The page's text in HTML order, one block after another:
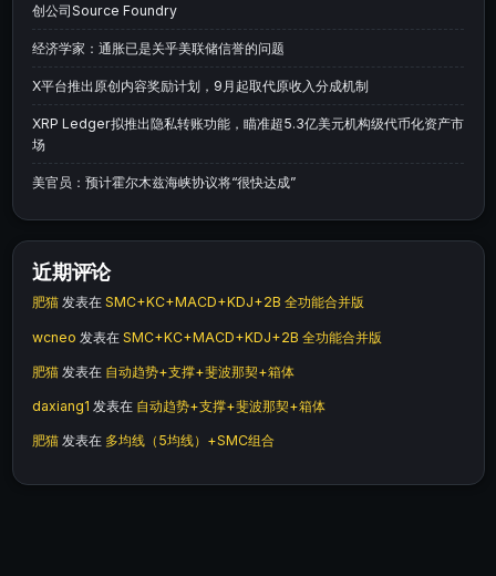
创公司Source Foundry
经济学家：通胀已是关乎美联储信誉的问题
X平台推出原创内容奖励计划，9月起取代原收入分成机制
XRP Ledger拟推出隐私转账功能，瞄准超5.3亿美元机构级代币化资产市
场
美官员：预计霍尔木兹海峡协议将“很快达成”
近期评论
肥猫 发表在 SMC+KC+MACD+KDJ+2B 全功能合并版
wcneo 发表在 SMC+KC+MACD+KDJ+2B 全功能合并版
肥猫 发表在 自动趋势+支撑+斐波那契+箱体
daxiang1 发表在 自动趋势+支撑+斐波那契+箱体
肥猫 发表在 多均线（5均线）+SMC组合